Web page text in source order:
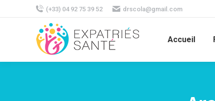
(+33) 04 92 75 39 52 drscola@gmail.com
Accueil